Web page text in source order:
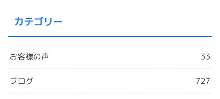
カテゴリー
お客様の声 33
ブログ 727